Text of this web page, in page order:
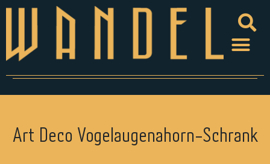
Art Deco Vogelaugenahorn-Schrank